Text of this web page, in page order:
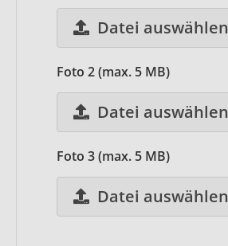
Datei auswählen
Foto 2 (max. 5 MB)
Datei auswählen
Foto 3 (max. 5 MB)
Datei auswählen